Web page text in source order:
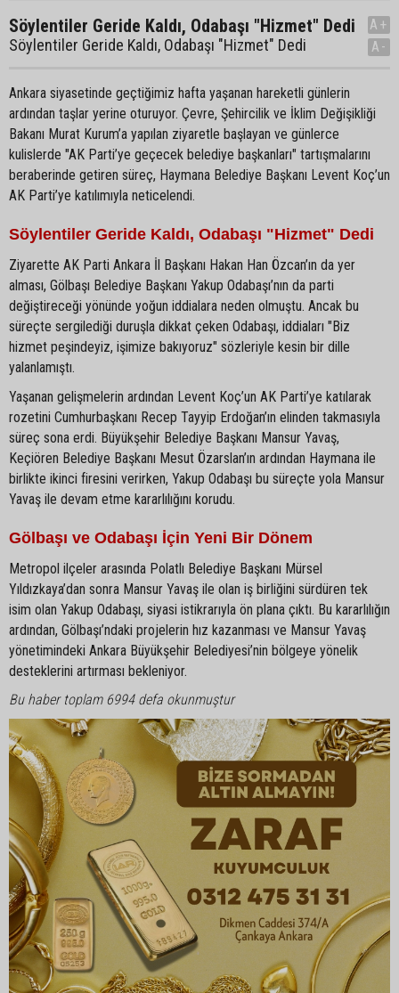
Söylentiler Geride Kaldı, Odabaşı "Hizmet" Dedi
Söylentiler Geride Kaldı, Odabaşı "Hizmet" Dedi
A+
A-
Ankara siyasetinde geçtiğimiz hafta yaşanan hareketli günlerin
ardından taşlar yerine oturuyor. Çevre, Şehircilik ve İklim Değişikliği
Bakanı Murat Kurum’a yapılan ziyaretle başlayan ve günlerce
kulislerde "AK Parti’ye geçecek belediye başkanları" tartışmalarını
beraberinde getiren süreç, Haymana Belediye Başkanı Levent Koç’un
AK Parti’ye katılımıyla neticelendi.
Söylentiler Geride Kaldı, Odabaşı "Hizmet" Dedi
Ziyarette AK Parti Ankara İl Başkanı Hakan Han Özcan’ın da yer
alması, Gölbaşı Belediye Başkanı Yakup Odabaşı’nın da parti
değiştireceği yönünde yoğun iddialara neden olmuştu. Ancak bu
süreçte sergilediği duruşla dikkat çeken Odabaşı, iddiaları "Biz
hizmet peşindeyiz, işimize bakıyoruz" sözleriyle kesin bir dille
yalanlamıştı.
Yaşanan gelişmelerin ardından Levent Koç’un AK Parti’ye katılarak
rozetini Cumhurbaşkanı Recep Tayyip Erdoğan’ın elinden takmasıyla
süreç sona erdi. Büyükşehir Belediye Başkanı Mansur Yavaş,
Keçiören Belediye Başkanı Mesut Özarslan’ın ardından Haymana ile
birlikte ikinci firesini verirken, Yakup Odabaşı bu süreçte yola Mansur
Yavaş ile devam etme kararlılığını korudu.
Gölbaşı ve Odabaşı İçin Yeni Bir Dönem
Metropol ilçeler arasında Polatlı Belediye Başkanı Mürsel
Yıldızkaya’dan sonra Mansur Yavaş ile olan iş birliğini sürdüren tek
isim olan Yakup Odabaşı, siyasi istikrarıyla ön plana çıktı. Bu kararlılığın
ardından, Gölbaşı’ndaki projelerin hız kazanması ve Mansur Yavaş
yönetimindeki Ankara Büyükşehir Belediyesi’nin bölgeye yönelik
desteklerini artırması bekleniyor.
Bu haber toplam 6994 defa okunmuştur